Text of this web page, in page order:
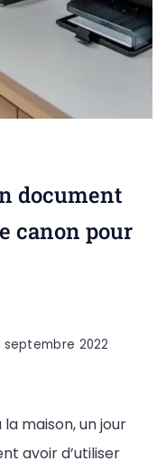
document
canon pour
septembre 2022
maison, un jour
avoir d’utiliser